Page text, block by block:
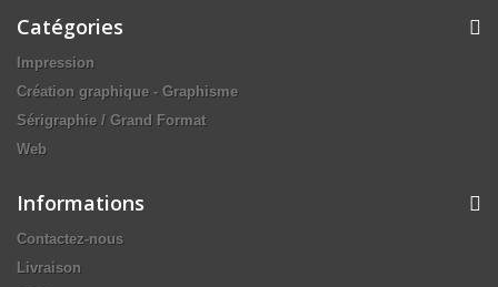
Catégories
Impression
Création graphique - Graphisme
Sérigraphie / Grand Format
Web
Informations
Contactez-nous
Livraison